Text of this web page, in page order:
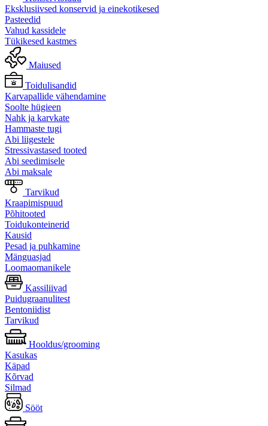
Eksklusiivsed konservid ja einekotikesed
Pasteedid
Vahud kassidele
Tükikesed kastmes
Maiused
Toidulisandid
Karvapallide vähendamine
Soolte hügieen
Nahk ja karvkate
Hammaste tugi
Abi liigestele
Stressivastased tooted
Abi seedimisele
Abi maksale
Tarvikud
Kraapimispuud
Põhitooted
Toidukonteinerid
Kausid
Pesad ja puhkamine
Mänguasjad
Loomaomanikele
Kassiliivad
Puidugraanulitest
Bentoniidist
Tarvikud
Hooldus/grooming
Kasukas
Käpad
Kõrvad
Silmad
Sööt